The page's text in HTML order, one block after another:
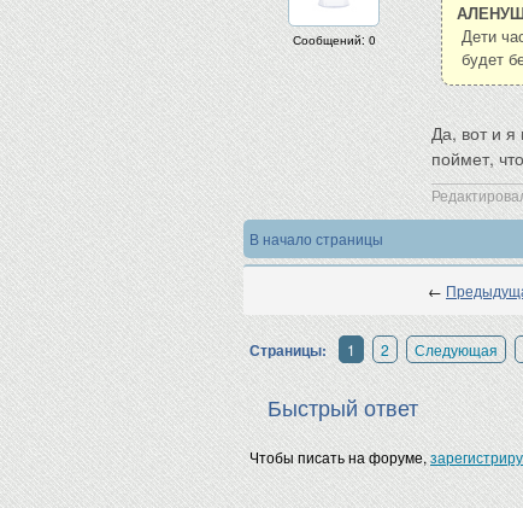
Сообщений: 0
Дети
будет
Да, вот и
поймет,
В начало страницы
←
Страницы: 1 2 Следующая
Быстрый ответ
Чтобы писать на форуме,